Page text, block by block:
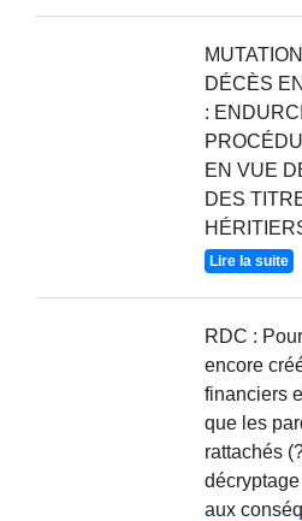
DÉCÈS
:
EN VUE
DES
Lire la suite
RDC :
encore
financiers
que les
rattachés
aux